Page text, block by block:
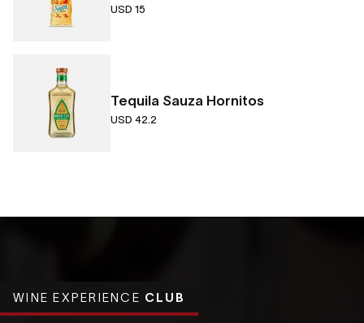
USD 15
Tequila Sauza Hornitos
USD 42.2
WINE EXPERIENCE CLUB